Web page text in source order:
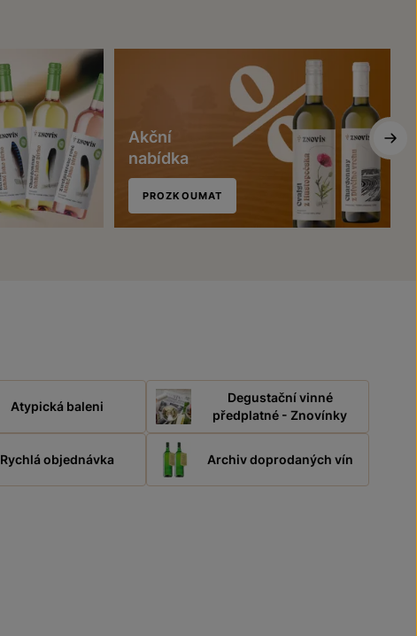
Akční
nabídka
PROZKOUMAT
Atypická baleni
Degustační vinné
předplatné - Znovínky
Rychlá objednávka Archiv doprodaných vín